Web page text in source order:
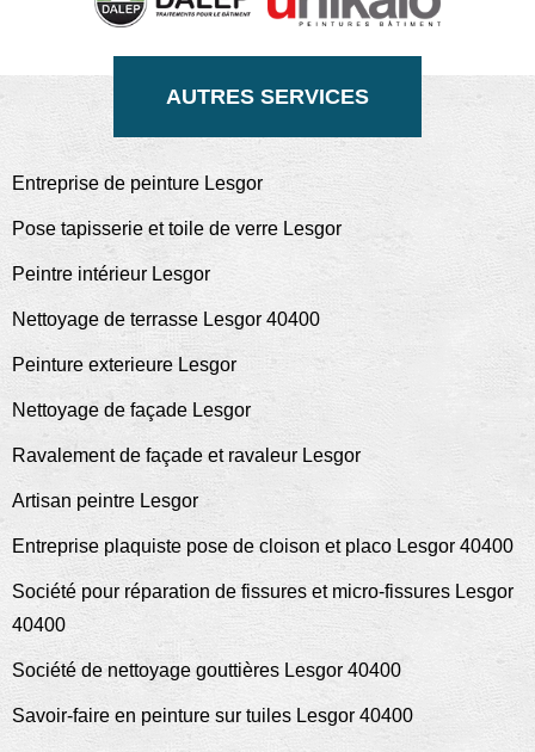
AUTRES SERVICES
Entreprise de peinture Lesgor
Pose tapisserie et toile de verre Lesgor
Peintre intérieur Lesgor
Nettoyage de terrasse Lesgor 40400
Peinture exterieure Lesgor
Nettoyage de façade Lesgor
Ravalement de façade et ravaleur Lesgor
Artisan peintre Lesgor
Entreprise plaquiste pose de cloison et placo Lesgor 40400
Société pour réparation de fissures et micro-fissures Lesgor
40400
Société de nettoyage gouttières Lesgor 40400
Savoir-faire en peinture sur tuiles Lesgor 40400